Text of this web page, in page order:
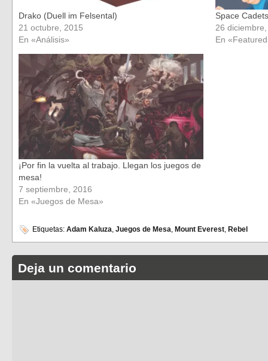
Drako (Duell im Felsental)
21 octubre, 2015
En «Análisis»
Space Cadets
26
En
¡Por fin la vuelta al trabajo. Llegan los juegos de
mesa!
7 septiembre, 2016
En «Juegos de Mesa»
Etiquetas: Adam Kaluza, Juegos de Mesa, Mount Everest, Rebel
Deja un comentario